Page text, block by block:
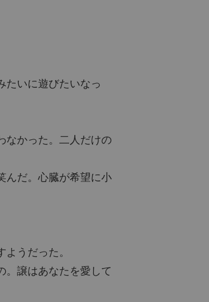
たいに遊びたいなっ
なかった。二人だけの
んだ。心臓が希望に小
うだった。
。譲はあなたを愛して